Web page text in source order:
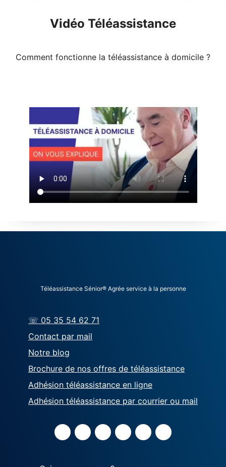
Vidéo Téléassistance
Comment fonctionne la téléassistance à domicile ?
Téléassistance Sénior® Agrée service à la personne
☏ 05 35 54 62 71
Contact par mail
Notre blog
Brochure de nos offres de téléassistance
Adhésion téléassistance en ligne
Adhésion téléassistance par courrier ou mail